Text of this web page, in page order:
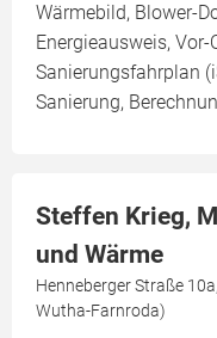
Wärmebild, Blower-
Energieausweis,
Sanierungsfahrplan
Sanierung,
Steffen Krieg,
und Wärme
Henneberger Straße
Wutha-Farnroda)